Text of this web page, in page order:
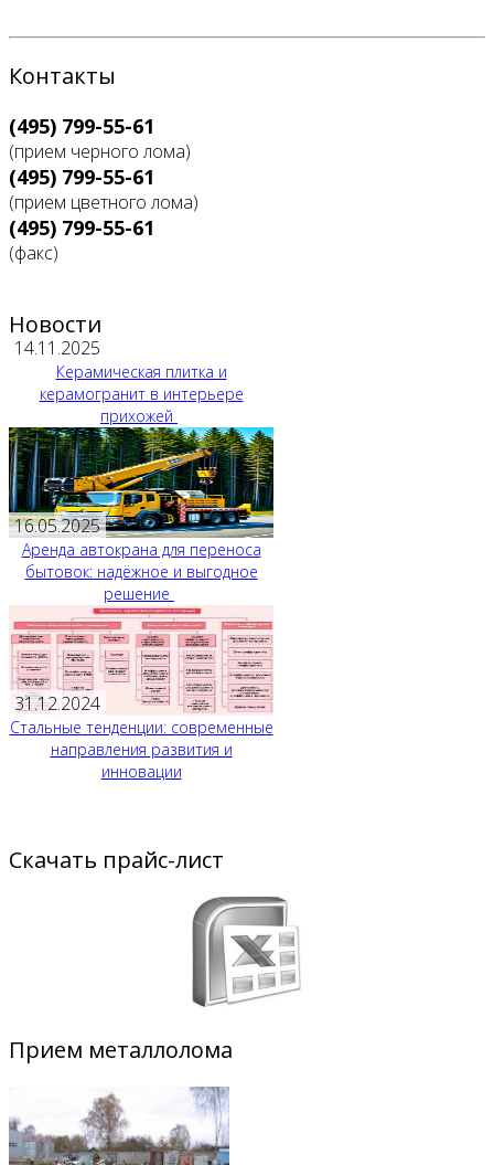
Контакты
(495) 799-55-61
(прием черного лома)
(495) 799-55-61
(прием цветного лома)
(495) 799-55-61
(факс)
Новости
14.11.2025
Керамическая плитка и
керамогранит в интерьере
прихожей
16.05.2025
Аренда автокрана для переноса
бытовок: надёжное и выгодное
решение
31.12.2024
Стальные тенденции: современные
направления развития и
инновации
Скачать прайс-лист
Прием металлолома